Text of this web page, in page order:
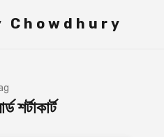
Chowdhury
শর্টাকার্ট